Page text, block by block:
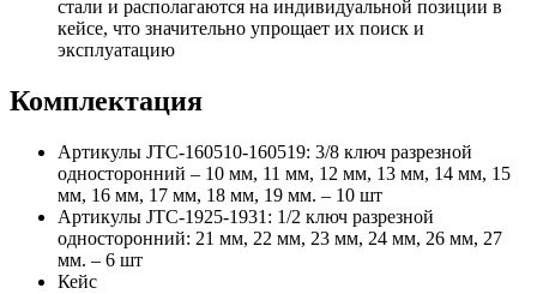
стали и располагаются на индивидуальной позиции в
кейсе, что значительно упрощает их поиск и
эксплуатацию
Комплектация
Артикулы JTC-160510-160519: 3/8 ключ разрезной
односторонний – 10 мм, 11 мм, 12 мм, 13 мм, 14 мм, 15
мм, 16 мм, 17 мм, 18 мм, 19 мм. – 10 шт
Артикулы JTC-1925-1931: 1/2 ключ разрезной
односторонний: 21 мм, 22 мм, 23 мм, 24 мм, 26 мм, 27
мм. – 6 шт
Кейс